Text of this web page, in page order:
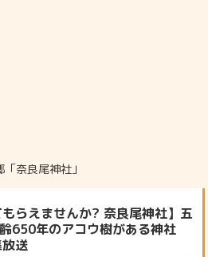
「奈良尾神社」
もらえませんか? 奈良尾神社】五
650年のアコウ樹がある神社
送